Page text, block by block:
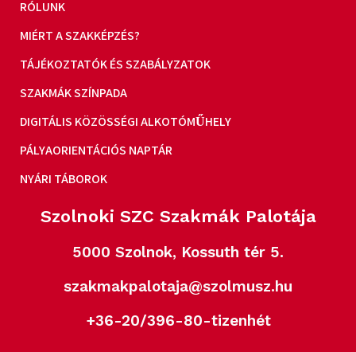
RÓLUNK
MIÉRT A SZAKKÉPZÉS?
TÁJÉKOZTATÓK ÉS SZABÁLYZATOK
SZAKMÁK SZÍNPADA
DIGITÁLIS KÖZÖSSÉGI ALKOTÓMŰHELY
PÁLYAORIENTÁCIÓS NAPTÁR
NYÁRI TÁBOROK
Szolnoki SZC Szakmák Palotája
5000 Szolnok, Kossuth tér 5.
szakmakpalotaja@szolmusz.hu
+36-20/396-80-tizenhét